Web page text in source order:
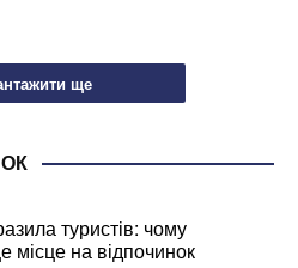
ще
туристів: чому
місце на відпочинок